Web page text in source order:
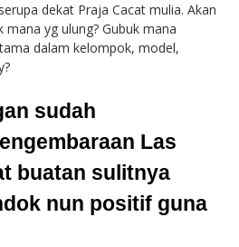
dekat Praja Cacat mulia. Akan
yg ulung? Gubuk mana
dalam kelompok, model,
sudah
Las
buatan sulitnya
nun positif guna